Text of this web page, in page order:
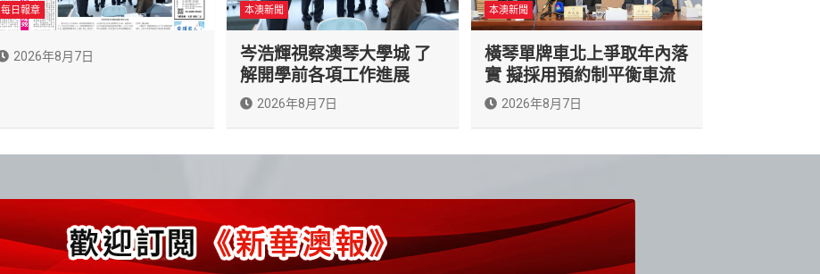
每日報章
2026年8月7日
本澳新聞
岑浩輝視察澳琴大學城 了
解開學前各項工作進展
2026年8月7日
本澳新聞
橫琴單牌車北上爭取年內落
實 擬採用預約制平衡車流
2026年8月7日